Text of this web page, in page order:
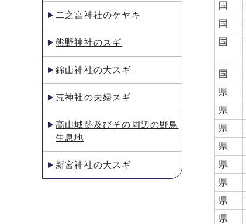
国
国
国
国
県
県
県
県
県
県
県
県
二之宮神社のケヤキ
熊野神社のスギ
錦山神社の大スギ
荒神社の夫婦スギ
高山城跡及びその周辺の野鳥
生息地
新宮神社の大スギ